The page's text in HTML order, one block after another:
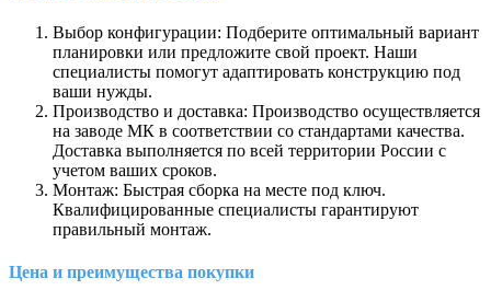
Выбор конфигурации: Подберите оптимальный вариант
планировки или предложите свой проект. Наши
специалисты помогут адаптировать конструкцию под
ваши нужды.
Производство и доставка: Производство осуществляется
на заводе МК в соответствии со стандартами качества.
Доставка выполняется по всей территории России с
учетом ваших сроков.
Монтаж: Быстрая сборка на месте под ключ.
Квалифицированные специалисты гарантируют
правильный монтаж.
Цена и преимущества покупки